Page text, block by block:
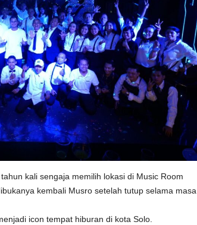
kali sengaja memilih lokasi di Music Room
kembali Musro setelah tutup selama masa
icon tempat hiburan di kota Solo.